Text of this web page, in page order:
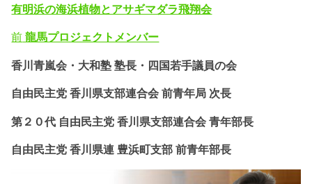
有明浜の海浜植物とアサギマダラ飛翔会
前 龍馬プロジェクトメンバー
香川青嵐会・ 大和塾 塾長・四国若手議員の会
自由民主党 香川県支部連合会 前青年局 次長
第２０代 自由民主党 香川県支部連合会 青年部長
自由民主党 香川県連 豊浜町支部 前青年部長